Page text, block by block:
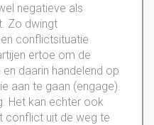
negatieve als
Zo dwingt
conflictsituatie
ertoe om de
daarin handelend op
aan te gaan (engage).
Het kan echter ook
conflict uit de weg te